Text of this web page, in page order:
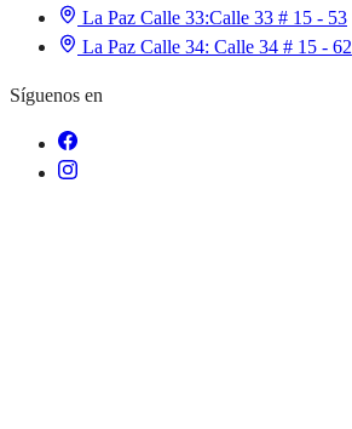
La Paz Calle 33:Calle 33 # 15 - 53
La Paz Calle 34: Calle 34 # 15 - 62
Síguenos en